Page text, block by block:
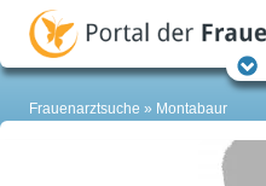
Frauenarztsuche Montabaur